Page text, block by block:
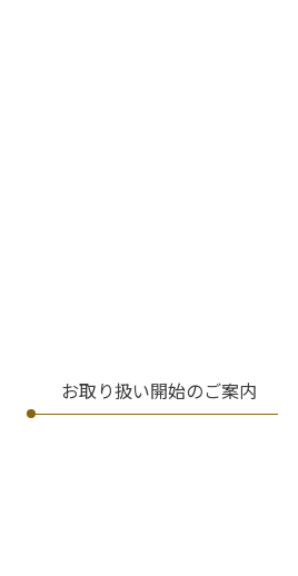
お取り扱い開始のご案内